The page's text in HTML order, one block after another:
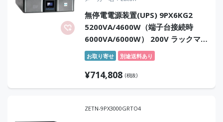
無停電電源装置(UPS) 9PX6KG2
5200VA/4600W（端子台接続時
6000VA/6000W） 200V ラックマウ
ント型 常時インバータ方式 正弦波
お取り寄せ 別途送料あり
¥714,808 (税抜)
ZETN-9PX3000GRTO4